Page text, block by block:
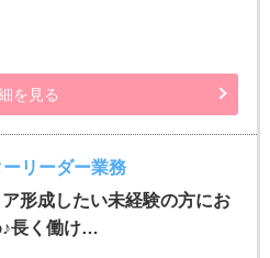
を見る
リーダー業務
形成したい未経験の方にお
♪長く働け…